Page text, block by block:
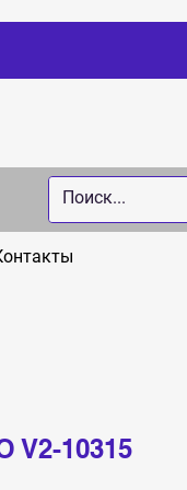
V2-10315